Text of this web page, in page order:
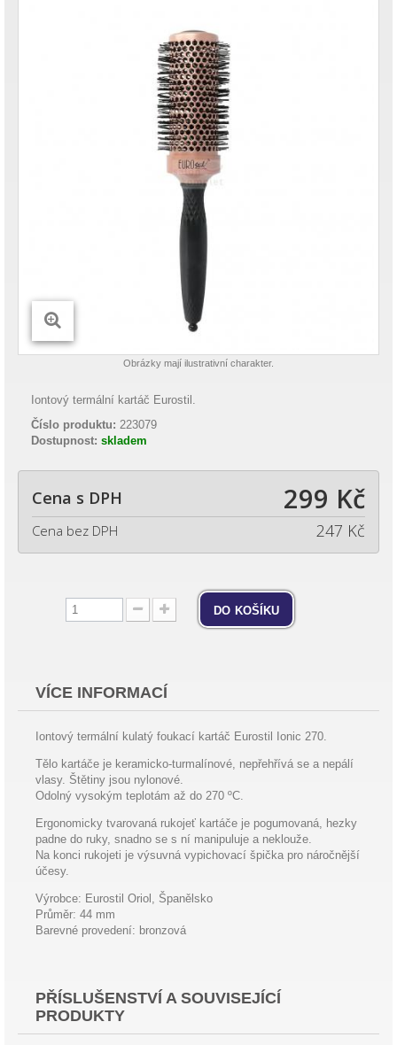
Obrázky mají ilustrativní charakter.
Iontový termální kartáč Eurostil.
Číslo produktu: 223079
Dostupnost: skladem
Cena s DPH 299 Kč
Cena bez DPH 247 Kč
do košíku
VÍCE INFORMACÍ
Iontový termální kulatý foukací kartáč Eurostil Ionic 270.
Tělo kartáče je keramicko-turmalínové, nepřehřívá se a nepálí
vlasy. Štětiny jsou nylonové.
Odolný vysokým teplotám až do 270 ºC.
Ergonomicky tvarovaná rukojeť kartáče je pogumovaná, hezky
padne do ruky, snadno se s ní manipuluje a neklouže.
Na konci rukojeti je výsuvná vypichovací špička pro náročnější
účesy.
Výrobce: Eurostil Oriol, Španělsko
Průměr: 44 mm
Barevné provedení: bronzová
PŘÍSLUŠENSTVÍ A SOUVISEJÍCÍ
PRODUKTY